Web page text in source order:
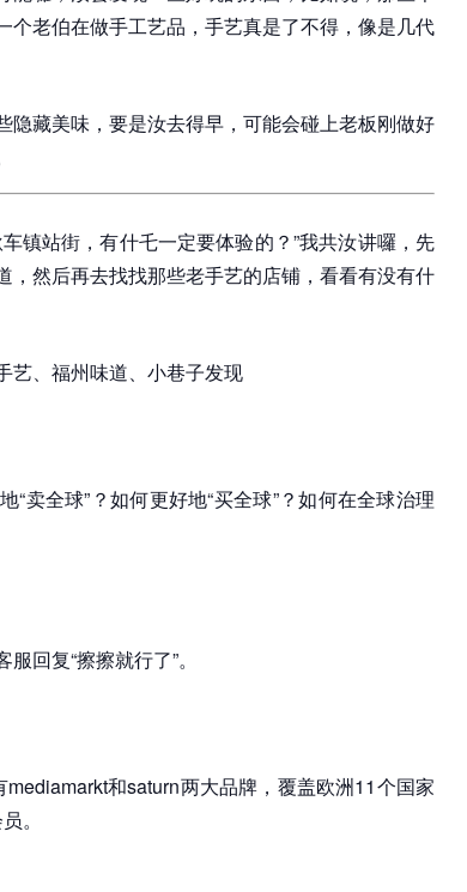
个老伯在做手工艺品，手艺真是了不得，像是几代
隐藏美味，要是汝去得早，可能会碰上老板刚做好
镇站街，有什乇一定要体验的？”我共汝讲囉，先
，然后再去找找那些老手艺的店铺，看看有没有什
艺、福州味道、小巷子发现
卖全球”？如何更好地“买全球”？如何在全球治理
回复“擦擦就行了”。
和saturn两大品牌，覆盖欧洲11个国家
。